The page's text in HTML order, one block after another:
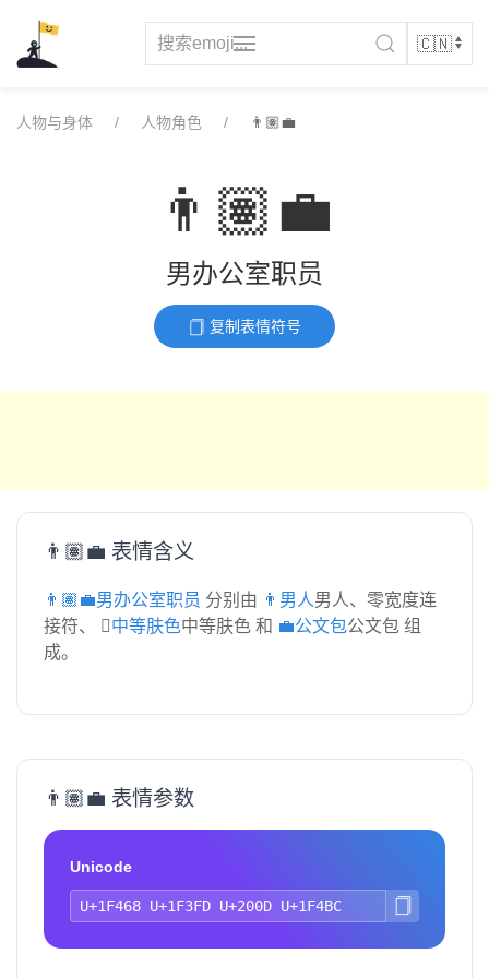
content
人物与身体 人物角色 👨🏽‍💼
👨🏽‍💼
男办公室职员
复制表情符号
👨🏽‍💼 表情含义
👨🏽‍💼男办公室职员 分别由 👨男人男人、零宽度连
接符、🏽中等肤色中等肤色 和 💼公文包公文包 组
成。
👨🏽‍💼 表情参数
Unicode